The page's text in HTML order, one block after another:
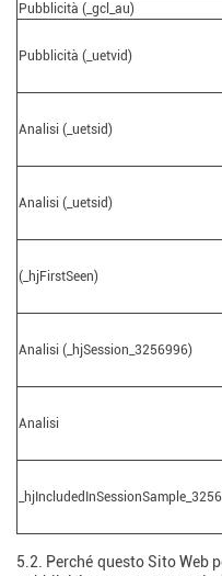
Pubblicità (_gcl_au)
Pubblicità (_uetvid)
Analisi (_uetsid)
Analisi (_uetsid)
(_hjFirstSeen)
Analisi (_hjSession_3256996)
Analisi
5.2. Perché questo Sito Web